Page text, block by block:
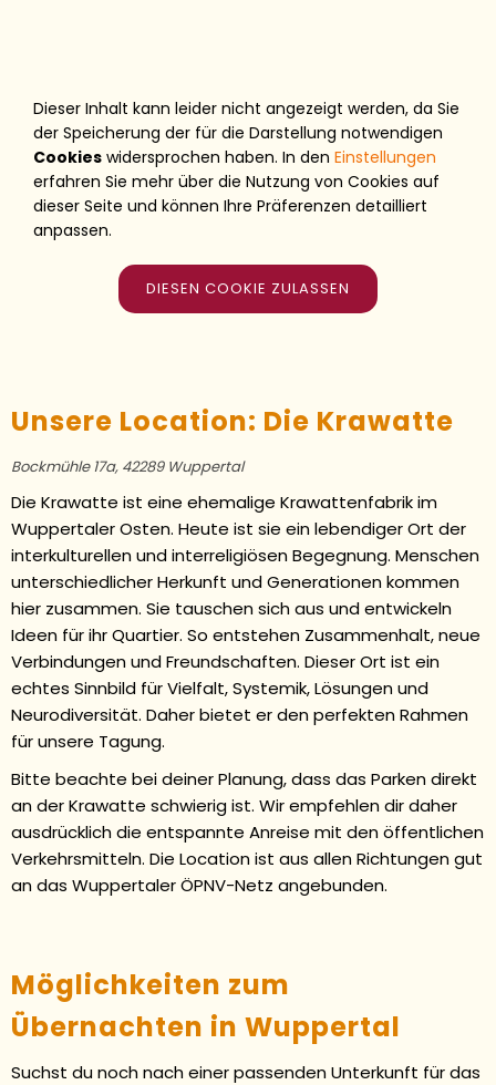
Dieser Inhalt kann leider nicht angezeigt werden, da Sie
der Speicherung der für die Darstellung notwendigen
Cookies widersprochen haben. In den Einstellungen
erfahren Sie mehr über die Nutzung von Cookies auf
dieser Seite und können Ihre Präferenzen detailliert
anpassen.
DIESEN COOKIE ZULASSEN
Unsere Location: Die Krawatte
Bockmühle 17a, 42289 Wuppertal
Die Krawatte ist eine ehemalige Krawattenfabrik im
Wuppertaler Osten. Heute ist sie ein lebendiger Ort der
interkulturellen und interreligiösen Begegnung. Menschen
unterschiedlicher Herkunft und Generationen kommen
hier zusammen. Sie tauschen sich aus und entwickeln
Ideen für ihr Quartier. So entstehen Zusammenhalt, neue
Verbindungen und Freundschaften. Dieser Ort ist ein
echtes Sinnbild für Vielfalt, Systemik, Lösungen und
Neurodiversität. Daher bietet er den perfekten Rahmen
für unsere Tagung.
Bitte beachte bei deiner Planung, dass das Parken direkt
an der Krawatte schwierig ist. Wir empfehlen dir daher
ausdrücklich die entspannte Anreise mit den öffentlichen
Verkehrsmitteln. Die Location ist aus allen Richtungen gut
an das Wuppertaler ÖPNV-Netz angebunden.
Möglichkeiten zum
Übernachten in Wuppertal
Suchst du noch nach einer passenden Unterkunft für das